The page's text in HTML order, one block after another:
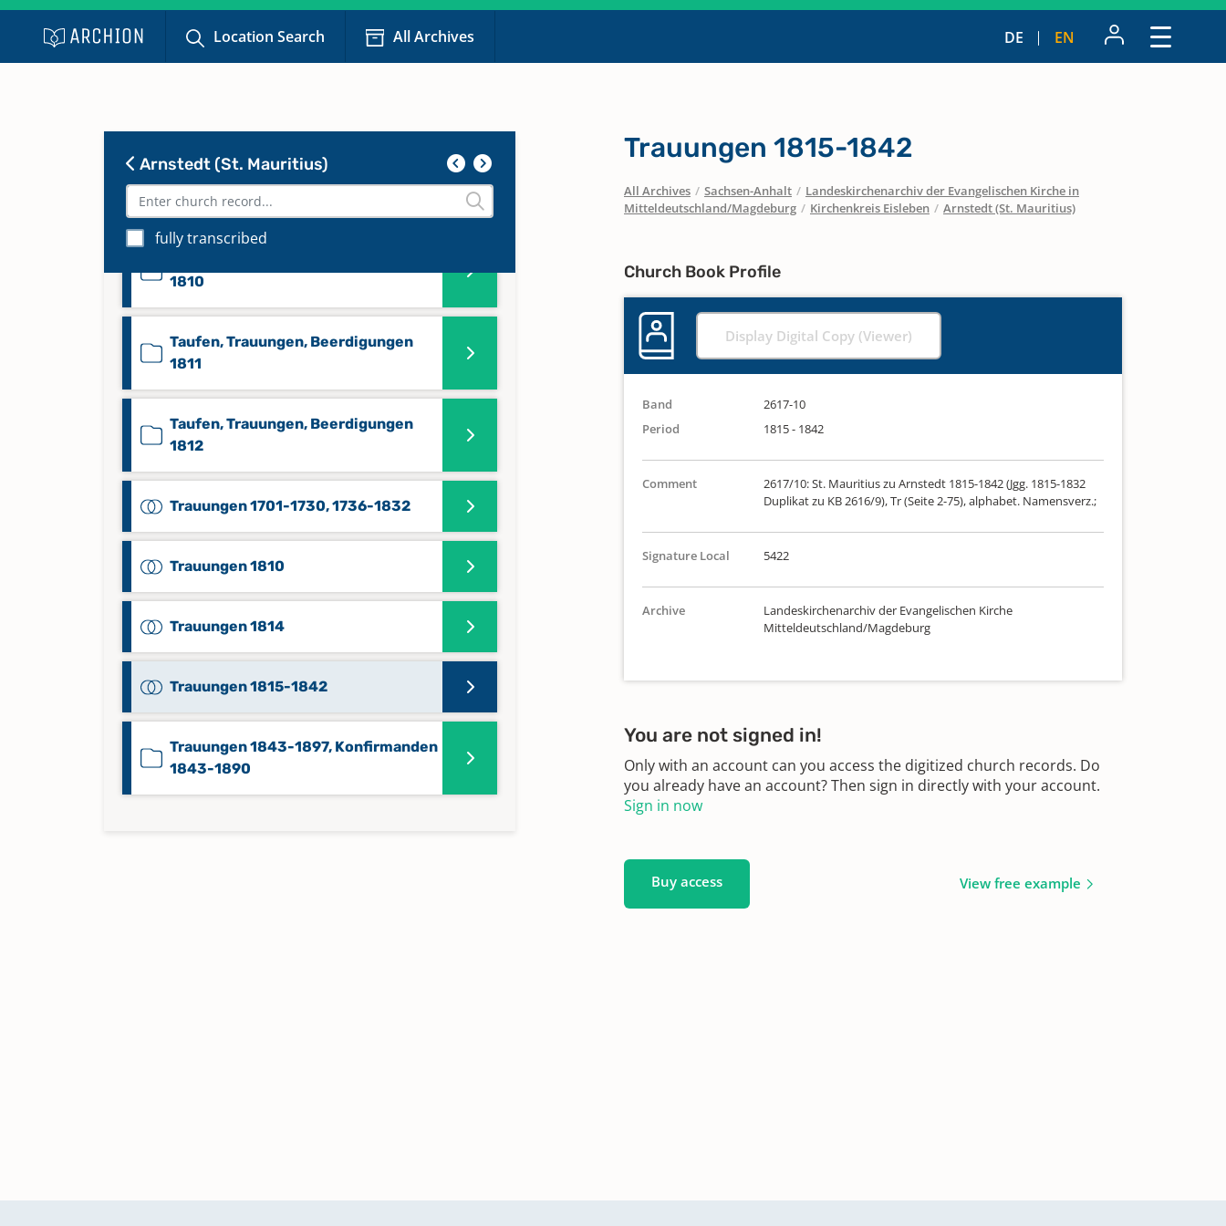
Location Search All Archives DE EN
Arnstedt (St. Mauritius)
fully transcribed
Taufen, Trauungen, Beerdigungen
1809
1810
Taufen, Trauungen, Beerdigungen
1811
Taufen, Trauungen, Beerdigungen
1812
Trauungen 1701-1730, 1736-1832
Trauungen 1810
Trauungen 1814
Trauungen 1815-1842
Trauungen 1843-1897, Konfirmanden
1843-1890
Trauungen 1815-1842
All Archives / Sachsen-Anhalt / Landeskirchenarchiv der Evangelischen Kirche in
Mitteldeutschland/Magdeburg / Kirchenkreis Eisleben / Arnstedt (St. Mauritius)
Church Book Profile
Display Digital Copy (Viewer)
Band
2617-10
Period
1815 - 1842
Comment
2617/10: St. Mauritius zu Arnstedt 1815-1842 (Jgg. 1815-1832
Duplikat zu KB 2616/9), Tr (Seite 2-75), alphabet. Namensverz.;
Signature Local 5422
Archive
Landeskirchenarchiv der Evangelischen Kirche
Mitteldeutschland/Magdeburg
You are not signed in!
Only with an account can you access the digitized church records. Do
you already have an account? Then sign in directly with your account.
Sign in now
Buy access View free example